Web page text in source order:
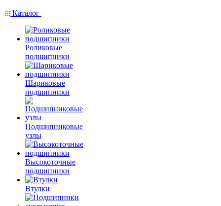
Каталог
Роликовые
подшипники
Шариковые
подшипники
Подшипниковые
узлы
Высокоточные
подшипники
Втулки